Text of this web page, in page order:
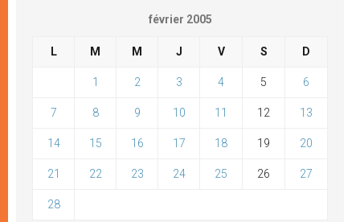
février 2005
L M M J V S D
1 2 3 4 5 6
7 8 9 10 11 12 13
14 15 16 17 18 19 20
21 22 23 24 25 26 27
28